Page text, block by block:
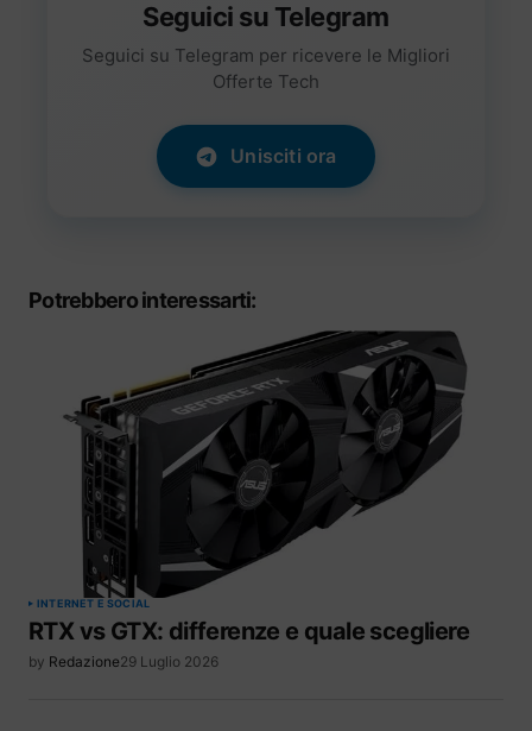
Seguici su Telegram
Seguici su Telegram per ricevere le Migliori
Offerte Tech
Unisciti ora
Potrebbero interessarti:
INTERNET E SOCIAL
RTX vs GTX: differenze e quale scegliere
by Redazione29 Luglio 2026